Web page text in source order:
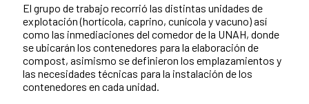
El grupo de trabajo recorrió las distintas unidades de
explotación (hortícola, caprino, cunícola y vacuno) así
como las inmediaciones del comedor de la UNAH, donde
se ubicarán los contenedores para la elaboración de
compost, asimismo se definieron los emplazamientos y
las necesidades técnicas para la instalación de los
contenedores en cada unidad.